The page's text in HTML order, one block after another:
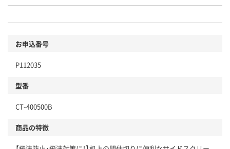
お申込番号
P112035
型番
CT-400500B
商品の特徴